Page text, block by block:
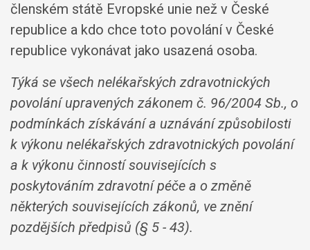
členském státě Evropské unie než v České
republice a kdo chce toto povolání v České
republice vykonávat jako usazená osoba.
Týká se všech nelékařských zdravotnických
povolání upravených zákonem č. 96/2004 Sb., o
podmínkách získávání a uznávání způsobilosti
k výkonu nelékařských zdravotnických povolání
a k výkonu činností souvisejících s
poskytováním zdravotní péče a o změně
některých souvisejících zákonů, ve znění
pozdějších předpisů (§ 5 - 43).